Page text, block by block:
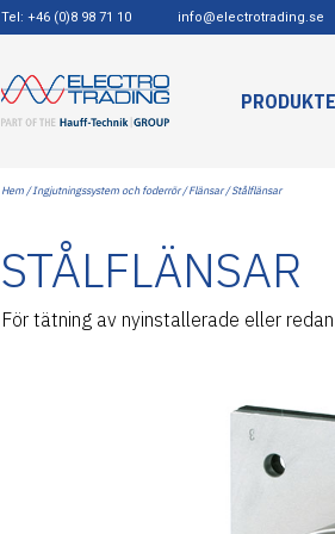
Tel: +46 (0)8 98 71 10 info@electrotrading.se
Hem /Ingjutningssystem och foderrör/Flänsar/ Stålflänsar
STÅLFLÄNSAR
För tätning av nyinstallerade eller